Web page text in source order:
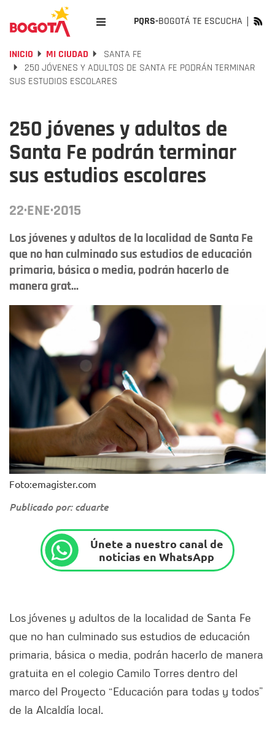
PQRS-BOGOTÁ TE ESCUCHA
INICIO MI CIUDAD
SANTA FE
250 JÓVENES Y ADULTOS DE SANTA FE PODRÁN TERMINAR
SUS ESTUDIOS ESCOLARES
250 jóvenes y adultos de
Santa Fe podrán terminar
sus estudios escolares
22·ENE·2015
Los jóvenes y adultos de la localidad de Santa Fe
que no han culminado sus estudios de educación
primaria, básica o media, podrán hacerlo de
manera grat...
Foto:emagister.com
Publicado por: cduarte
Únete a nuestro canal de
noticias en WhatsApp
Los jóvenes y adultos de la localidad de Santa Fe
que no han culminado sus estudios de educación
primaria, básica o media, podrán hacerlo de manera
gratuita en el colegio Camilo Torres dentro del
marco del Proyecto “Educación para todas y todos”
de la Alcaldía local.